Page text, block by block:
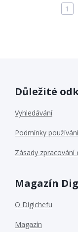
1
Důležité
Vyhledávání
Podmínky používání
Zásady zpracování
Magazín
O Digichefu
Magazín